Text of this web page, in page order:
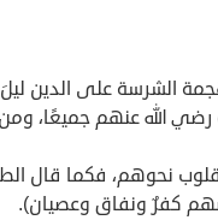
الشرسة على الدين
رضي الله عنهم جميعًا،
نحوهم، فكما قال
كفرٌ ونفاق وعصيان).